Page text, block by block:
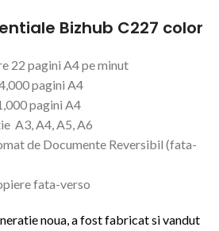
Bizhub C227 color
22 pagini A4 pe minut
pagini A4
pagini A4
A3, A4, A5, A6
de Documente Reversibil (fata-
fata-verso
noua, a fost fabricat si vandut